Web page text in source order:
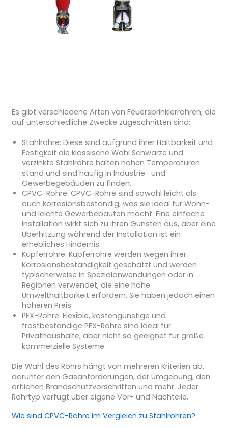
Es gibt verschiedene Arten von Feuersprinklerrohren, die
auf unterschiedliche Zwecke zugeschnitten sind:
Stahlrohre: Diese sind aufgrund ihrer Haltbarkeit und
Festigkeit die klassische Wahl Schwarze und
verzinkte Stahlrohre halten hohen Temperaturen
stand und sind häufig in Industrie- und
Gewerbegebäuden zu finden.
CPVC-Rohre: CPVC-Rohre sind sowohl leicht als
auch korrosionsbeständig, was sie ideal für Wohn-
und leichte Gewerbebauten macht. Eine einfache
Installation wirkt sich zu ihren Gunsten aus, aber eine
Überhitzung während der Installation ist ein
erhebliches Hindernis.
Kupferrohre: Kupferrohre werden wegen ihrer
Korrosionsbeständigkeit geschätzt und werden
typischerweise in Spezialanwendungen oder in
Regionen verwendet, die eine hohe
Umwelthaltbarkeit erfordern. Sie haben jedoch einen
höheren Preis.
PEX-Rohre: Flexible, kostengünstige und
frostbeständige PEX-Rohre sind ideal für
Privathaushalte, aber nicht so geeignet für große
kommerzielle Systeme.
Die Wahl des Rohrs hängt von mehreren Kriterien ab,
darunter den Gasanforderungen, der Umgebung, den
örtlichen Brandschutzvorschriften und mehr. Jeder
Rohrtyp verfügt über eigene Vor- und Nachteile.
Wie sind CPVC-Rohre im Vergleich zu Stahlrohren?